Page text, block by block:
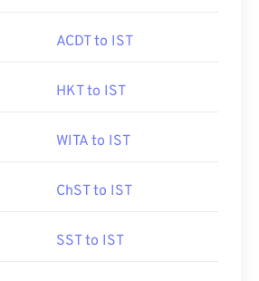
ACDT to IST
HKT to IST
WITA to IST
ChST to IST
SST to IST